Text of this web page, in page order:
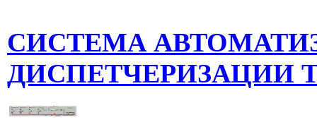
СИСТЕМА
ДИСПЕТЧЕРИЗАЦИИ